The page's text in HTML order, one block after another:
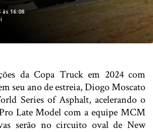
16:08
da Copa Truck em 2024 com
seu ano de estreia, Diogo Moscato
Series of Asphalt, acelerando o
Late Model com a equipe MCM
serão no circuito oval de New